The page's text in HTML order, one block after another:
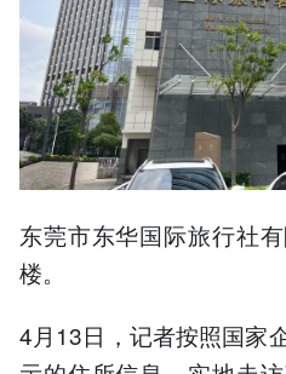
东莞市东华国际旅行社
楼。
4月13日，记者按照国家